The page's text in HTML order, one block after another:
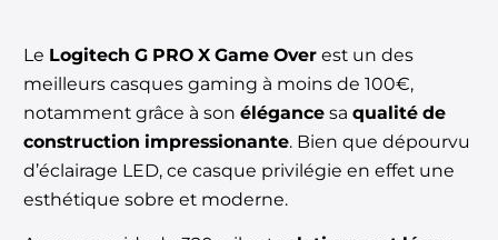
Le Logitech G PRO X Game Over est un des
meilleurs casques gaming à moins de 100€,
notamment grâce à son élégance sa qualité de
construction impressionante. Bien que dépourvu
d’éclairage LED, ce casque privilégie en effet une
esthétique sobre et moderne.